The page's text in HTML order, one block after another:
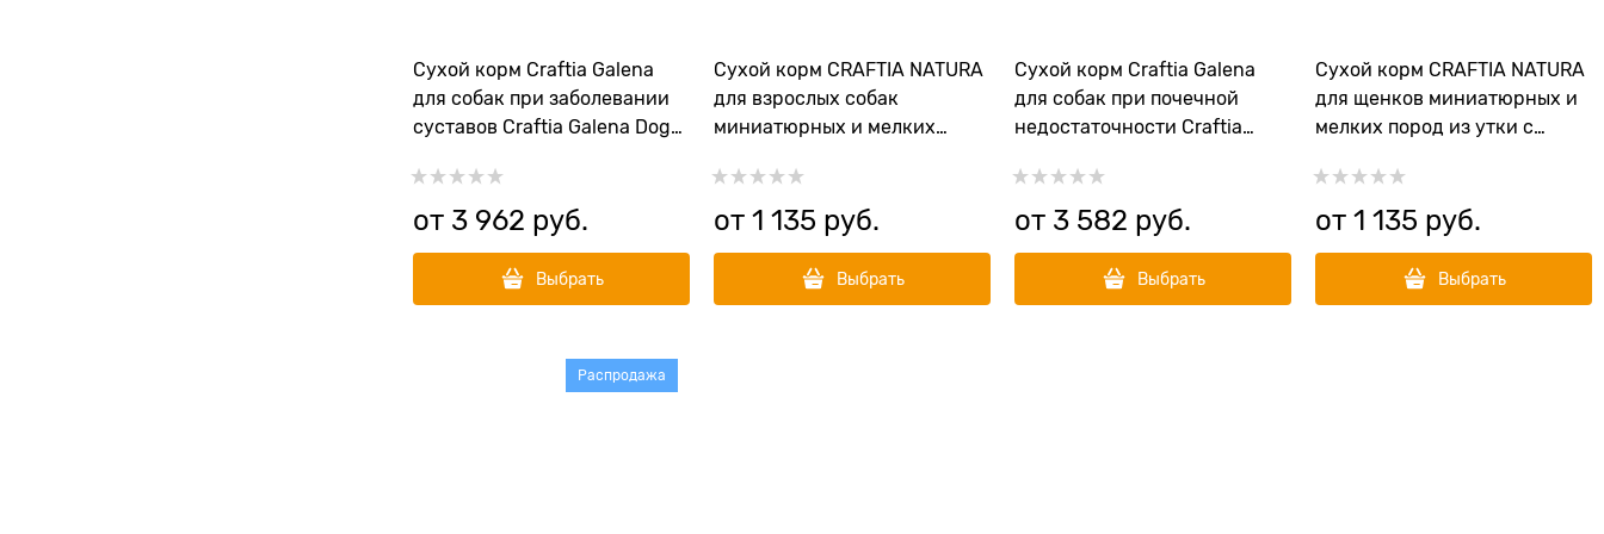
Сухой корм Craftia Galena
для собак при заболевании
суставов Craftia Galena Dog
от 3 962 руб.
Выбрать
Сухой корм CRAFTIA NATURA
для взрослых собак
миниатюрных и мелких
(DUCK WITH PHEASANT ADULT
DOG TOY & SMALL BREED)
от 1 135 руб.
Выбрать
Сухой корм Craftia Galena
для собак при почечной
недостаточности Craftia
от 3 582 руб.
Выбрать
Сухой корм CRAFTIA NATURA
для щенков миниатюрных и
мелких пород из утки с
PHEASANT PUPPY TOY &
SMALL BREED)
от 1 135 руб.
Выбрать
Распродажа